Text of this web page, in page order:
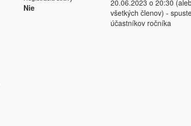
Nie
20.06.2023 o 20:30
všetkých členov) -
účastníkov ročníka